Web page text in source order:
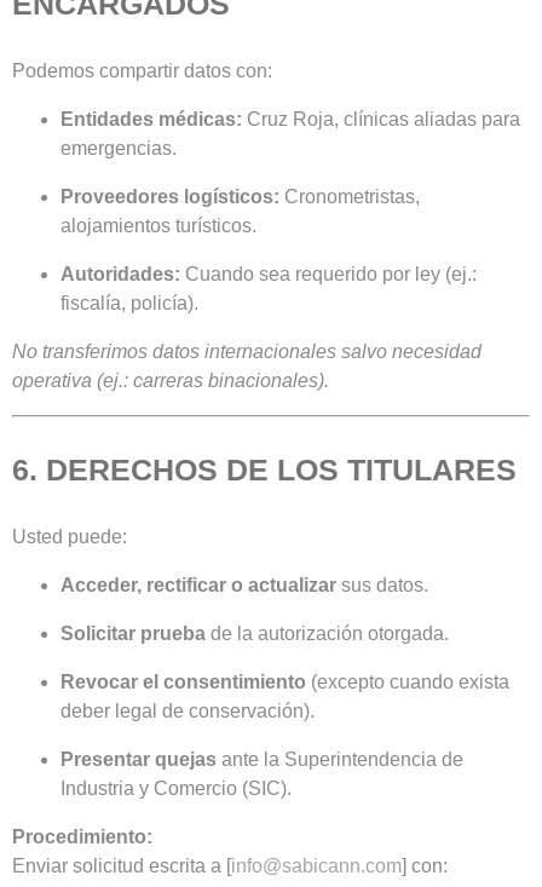
Podemos compartir datos con:
Entidades médicas: Cruz Roja, clínicas aliadas para
emergencias.
Proveedores logísticos: Cronometristas,
alojamientos turísticos.
Autoridades: Cuando sea requerido por ley (ej.:
fiscalía, policía).
No transferimos datos internacionales salvo necesidad
operativa (ej.: carreras binacionales).
6. DERECHOS DE LOS TITULARES
Usted puede:
Acceder, rectificar o actualizar sus datos.
Solicitar prueba de la autorización otorgada.
Revocar el consentimiento (excepto cuando exista
deber legal de conservación).
Presentar quejas ante la Superintendencia de
Industria y Comercio (SIC).
Procedimiento:
Enviar solicitud escrita a [info@sabicann.com] con: